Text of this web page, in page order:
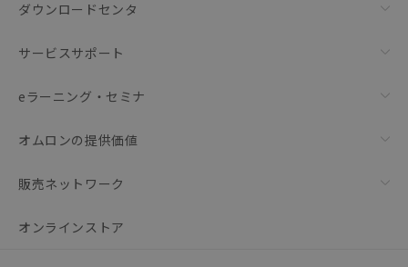
ダウンロードセンタ
サービスサポート
eラーニング・セミナ
オムロンの提供価値
販売ネットワーク
オンラインストア